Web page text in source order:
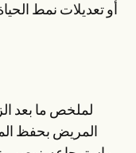
أو تعديلات نمط
المريض بحفظ